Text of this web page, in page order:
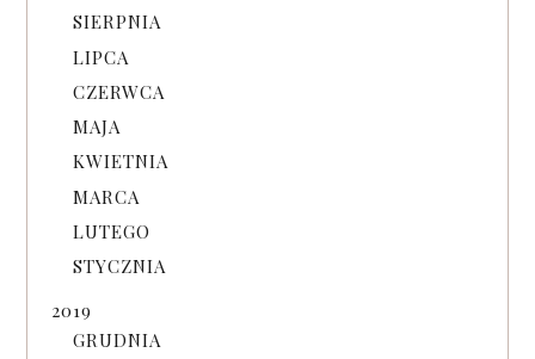
SIERPNIA
LIPCA
CZERWCA
MAJA
KWIETNIA
MARCA
LUTEGO
STYCZNIA
2019
GRUDNIA